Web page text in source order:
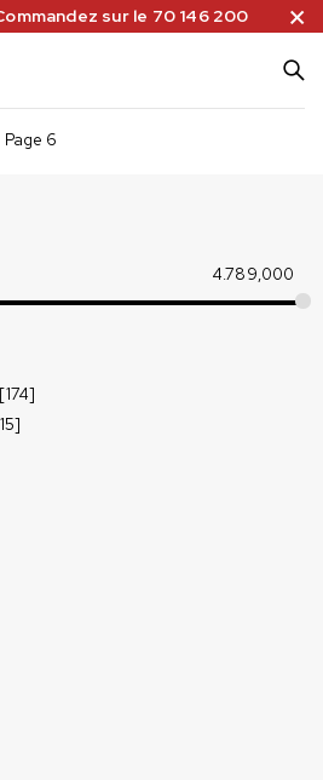
sur le 70 146 200
Page 6
4.789,000
[174]